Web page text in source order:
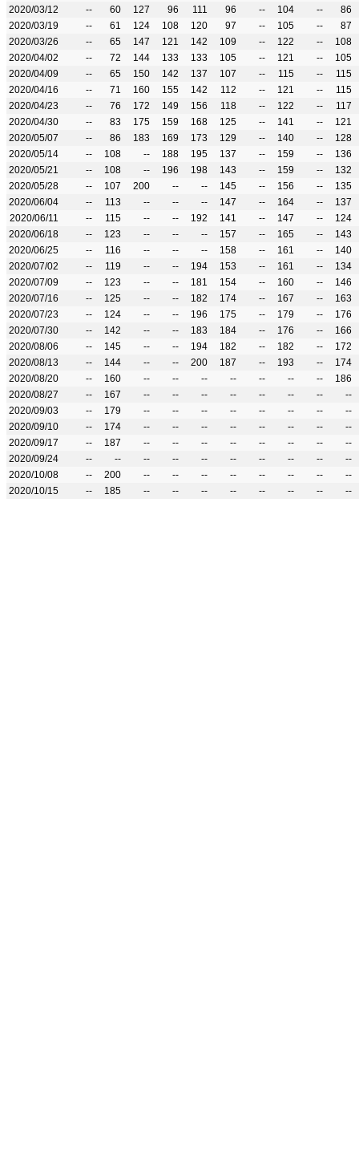
2020/03/12
-- 60 127 96 111 96 -- 104 --
86
2020/03/19
-- 61 124 108 120 97 -- 105 --
87
2020/03/26
-- 65 147 121 142 109 -- 122 --
108
2020/04/02
-- 72 144 133 133 105 -- 121 --
105
2020/04/09
-- 65 150 142 137 107 -- 115 --
115
2020/04/16
-- 71 160 155 142 112 -- 121 --
115
2020/04/23
-- 76 172 149 156 118 -- 122 --
117
2020/04/30
-- 83 175 159 168 125 -- 141 --
121
2020/05/07
-- 86 183 169 173 129 -- 140 --
128
2020/05/14
-- 108 -- 188 195 137 -- 159 --
136
2020/05/21
-- 108 -- 196 198 143 -- 159 --
132
2020/05/28
-- 107 200 -- -- 145 -- 156 --
135
2020/06/04
-- 113 -- -- -- 147 -- 164 --
137
2020/06/11
-- 115 -- -- 192 141 -- 147 --
124
2020/06/18
-- 123 -- -- -- 157 -- 165 --
143
2020/06/25
-- 116 -- -- -- 158 -- 161 --
140
2020/07/02
-- 119 -- -- 194 153 -- 161 --
134
2020/07/09
-- 123 -- -- 181 154 -- 160 --
146
2020/07/16
-- 125 -- -- 182 174 -- 167 --
163
2020/07/23
-- 124 -- -- 196 175 -- 179 --
176
2020/07/30
-- 142 -- -- 183 184 -- 176 --
166
2020/08/06
-- 145 -- -- 194 182 -- 182 --
172
2020/08/13
-- 144 -- -- 200 187 -- 193 --
174
2020/08/20
-- 160 -- -- -- -- -- -- --
186
2020/08/27
-- 167 -- -- -- -- -- -- --
--
2020/09/03
-- 179 -- -- -- -- -- -- --
--
2020/09/10
-- 174 -- -- -- -- -- -- --
--
2020/09/17
-- 187 -- -- -- -- -- -- --
--
2020/09/24
-- -- -- -- -- -- -- -- --
--
2020/10/08
-- 200 -- -- -- -- -- -- --
--
2020/10/15
-- 185 -- -- -- -- -- -- -- --